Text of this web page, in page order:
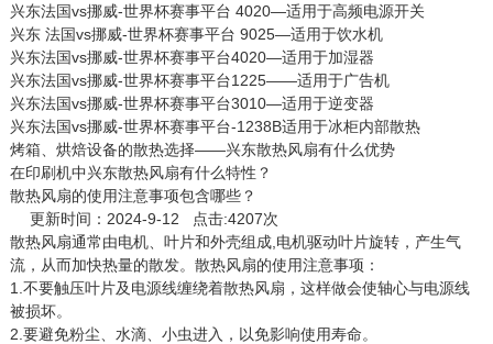
兴东法国vs挪威-世界杯赛事平台 4020—适用于高频电源开关
兴东 法国vs挪威-世界杯赛事平台 9025—适用于饮水机
兴东法国vs挪威-世界杯赛事平台4020—适用于加湿器
兴东法国vs挪威-世界杯赛事平台1225——适用于广告机
兴东法国vs挪威-世界杯赛事平台3010—适用于逆变器
兴东法国vs挪威-世界杯赛事平台-1238B适用于冰柜内部散热
烤箱、烘焙设备的散热选择——兴东散热风扇有什么优势
在印刷机中兴东散热风扇有什么特性？
散热风扇的使用注意事项包含哪些？
更新时间：2024-9-12 点击:4207次
散热风扇通常由电机、叶片和外壳组成,电机驱动叶片旋转，产生气
流，从而加快热量的散发。散热风扇的使用注意事项：
1.不要触压叶片及电源线缠绕着散热风扇，这样做会使轴心与电源线
被损坏。
2.要避免粉尘、水滴、小虫进入，以免影响使用寿命。